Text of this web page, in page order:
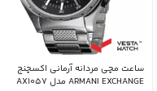
ساعت مچی مردانه آرمانی اکسچنج
ARMANI EXCHANGE مدل AX1057